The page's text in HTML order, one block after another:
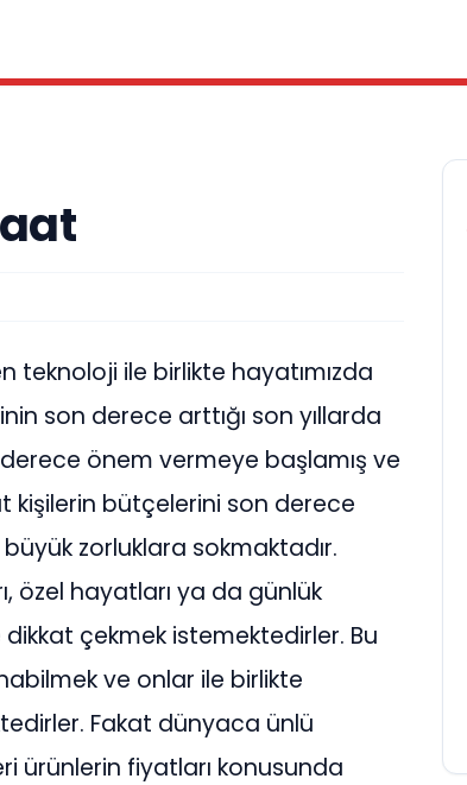
teknoloji ile birlikte hayatımızda
son derece arttığı son yıllarda
önem vermeye başlamış ve
kişilerin bütçelerini son derece
zorluklara sokmaktadır.
özel hayatları ya da günlük
çekmek istemektedirler. Bu
ve onlar ile birlikte
Fakat dünyaca ünlü
ürünlerin fiyatları konusunda